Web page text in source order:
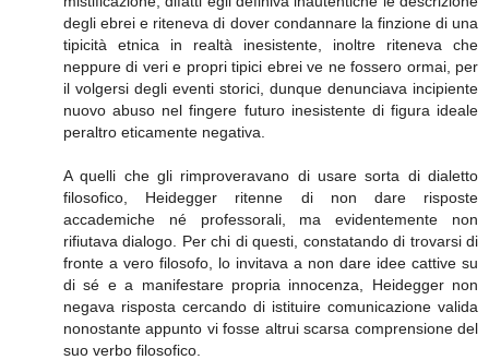
degli ebrei e riteneva di dover condannare la finzione di una
tipicità etnica in realtà inesistente, inoltre riteneva che
neppure di veri e propri tipici ebrei ve ne fossero ormai, per
il volgersi degli eventi storici, dunque denunciava incipiente
nuovo abuso nel fingere futuro inesistente di figura ideale
peraltro eticamente negativa.
A quelli che gli rimproveravano di usare sorta di dialetto
filosofico, Heidegger ritenne di non dare risposte
accademiche né professorali, ma evidentemente non
rifiutava dialogo. Per chi di questi, constatando di trovarsi di
fronte a vero filosofo, lo invitava a non dare idee cattive su
di sé e a manifestare propria innocenza, Heidegger non
negava risposta cercando di istituire comunicazione valida
nonostante appunto vi fosse altrui scarsa comprensione del
suo verbo filosofico.